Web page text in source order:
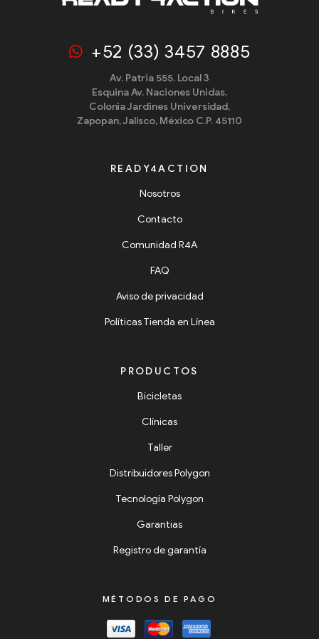
+52 (33) 3457 8885
Av. Patria 555. Local 3
Esquina Av. Naciones Unidas,
Colonia Jardines Universidad,
Zapopan, Jalisco, México C.P. 45110
READY4ACTION
Nosotros
Contacto
Comunidad R4A
FAQ
Aviso de privacidad
Políticas Tienda en Línea
PRODUCTOS
Bicicletas
Clínicas
Taller
Distribuidores Polygon
Tecnología Polygon
Garantias
Registro de garantía
MÉTODOS DE PAGO